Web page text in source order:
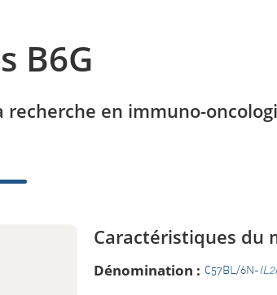
B6G
en immuno-
Caractéristiques du
Dénomination : C57BL/6N-